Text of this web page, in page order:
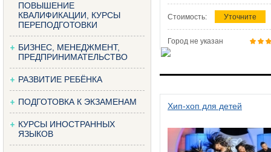
ПОВЫШЕНИЕ
КВАЛИФИКАЦИИ, КУРСЫ
ПЕРЕПОДГОТОВКИ
БИЗНЕС, МЕНЕДЖМЕНТ,
ПРЕДПРИНИМАТЕЛЬСТВО
РАЗВИТИЕ РЕБЁНКА
ПОДГОТОВКА К ЭКЗАМЕНАМ
КУРСЫ ИНОСТРАННЫХ
ЯЗЫКОВ
Стоимость: Уточните
Город не указан
Хип-хоп для детей